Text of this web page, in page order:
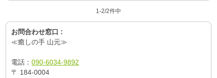
1-2/2件中
お問合わせ窓口 :
≪癒しの手 山元≫
電話：090-6034-9892
〒 184-0004